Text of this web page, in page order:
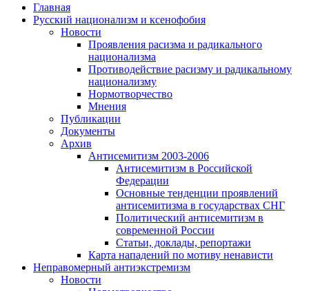
Главная
Русский национализм и ксенофобия
Новости
Проявления расизма и радикального
национализма
Противодействие расизму и радикальному
национализму
Нормотворчество
Мнения
Публикации
Документы
Архив
Антисемитизм 2003-2006
Антисемитизм в Российской
Федерации
Основные тенденции проявлений
антисемитизма в государствах СНГ
Политический антисемитизм в
современной России
Статьи, доклады, репортажи
Карта нападений по мотиву ненависти
Неправомерный антиэкстремизм
Новости